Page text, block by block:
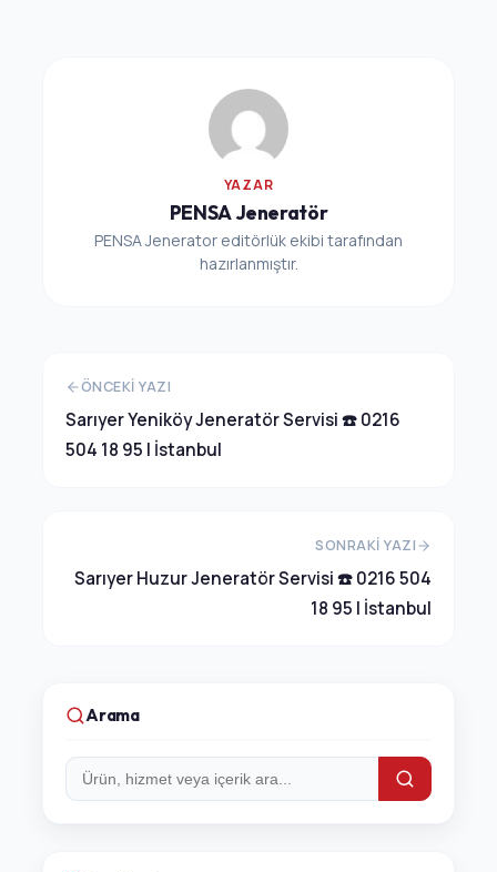
YAZAR
PENSA Jeneratör
PENSA Jenerator editörlük ekibi tarafından
hazırlanmıştır.
ÖNCEKI YAZI
Sarıyer Yeniköy Jeneratör Servisi ☎️ 0216
504 18 95 | İstanbul
SONRAKI YAZI
Sarıyer Huzur Jeneratör Servisi ☎️ 0216 504
18 95 | İstanbul
Arama
Arama: